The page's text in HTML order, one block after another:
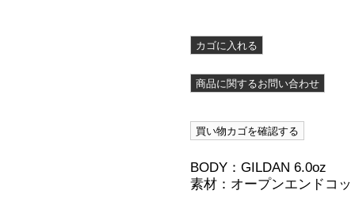
BODY：GILDAN 6.0oz
素材：オープンエンドコッ